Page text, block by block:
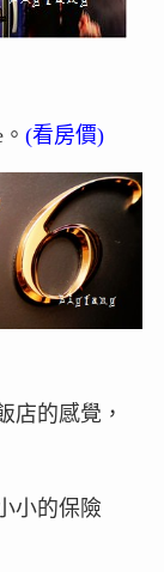
(看房價)
店的感覺，
小的保險